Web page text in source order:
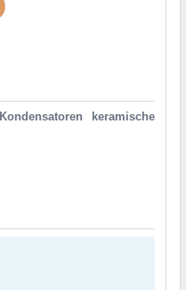
Kondensatoren keramische